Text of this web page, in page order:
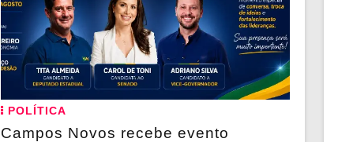
POLÍTICA
Campos Novos recebe evento